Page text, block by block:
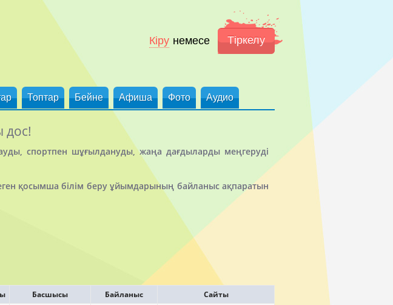
Кіру немесе Тіркелу
Топтар Бейне Афиша Фото Аудио
дос!
спортпен шұғылдануды, жаңа дағдыларды меңгеруді
қосымша білім беру ұйымдарының байланыс ақпаратын
Басшысы Байланыс
Сайты